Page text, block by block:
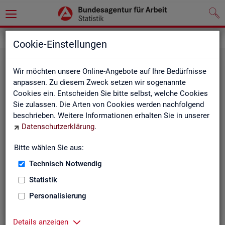
Cookie-Einstellungen
Wir möchten unsere Online-Angebote auf Ihre Bedürfnisse
anpassen. Zu diesem Zweck setzen wir sogenannte
Cookies ein. Entscheiden Sie bitte selbst, welche Cookies
Sie zulassen. Die Arten von Cookies werden nachfolgend
beschrieben. Weitere Informationen erhalten Sie in unserer
Datenschutzerklärung.
Bitte wählen Sie aus:
Technisch Notwendig
Statistik
Personalisierung
Details anzeigen
Hier stehen unsere Basisgrundlagen:
Kurzinformationen, Glossar, Kennzahlensteckbriefe,